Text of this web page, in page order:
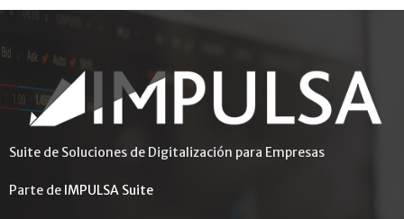
Suite de Soluciones de Digitalización para Empresas
Parte de IMPULSA Suite